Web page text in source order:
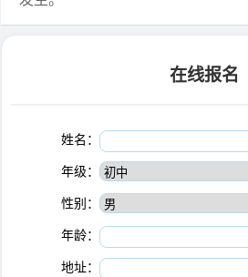
在线报名
姓名：
年级：
性别：
年龄：
地址：